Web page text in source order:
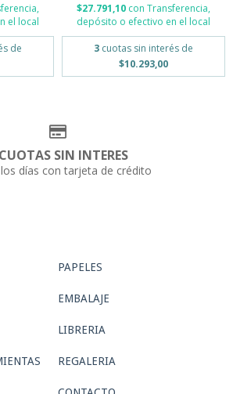
el local
de
$27.791,10 con Transferencia,
depósito o efectivo en el local
3 cuotas sin interés de
$10.293,00
SIN INTERES
días con tarjeta de crédito
PAPELES
EMBALAJE
LIBRERIA
REGALERIA